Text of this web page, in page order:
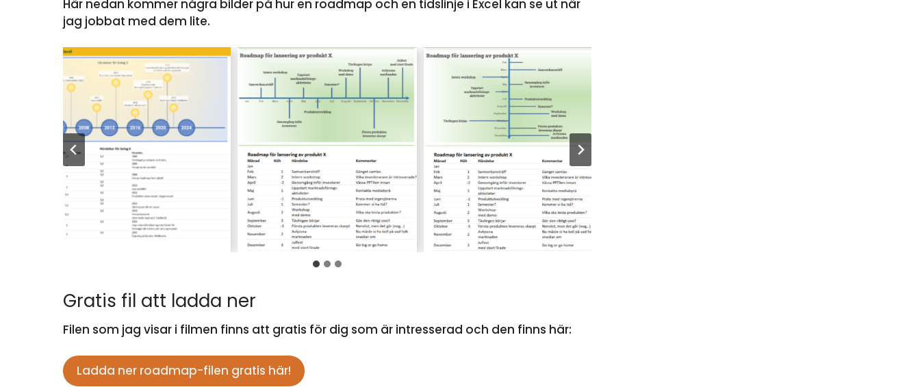
Här nedan kommer några bilder på hur en roadmap och en tidslinje i Excel kan se ut när
jag jobbat med dem lite.
Gratis fil att ladda ner
Filen som jag visar i filmen finns att gratis för dig som är intresserad och den finns här:
Ladda ner roadmap-filen gratis här!